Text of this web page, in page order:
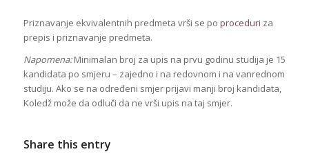
Priznavanje ekvivalentnih predmeta vrši se po proceduri za
prepis i priznavanje predmeta.
Napomena:Minimalan broj za upis na prvu godinu studija je 15
kandidata po smjeru – zajedno i na redovnom i na vanrednom
studiju. Ako se na određeni smjer prijavi manji broj kandidata,
Koledž može da odluči da ne vrši upis na taj smjer.
Share this entry